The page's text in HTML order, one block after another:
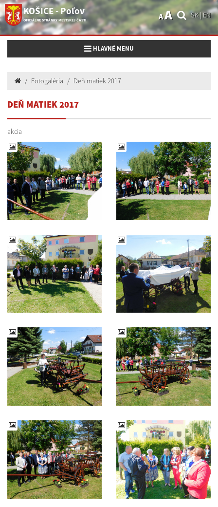
KOŠICE - Poľov
OFICIÁLNE STRÁNKY MESTSKEJ ČASTI
SK|EN
AA
Toggle navigation
HLAVNÉ MENU
Fotogaléria Deň matiek 2017
DEŇ MATIEK 2017
akcia